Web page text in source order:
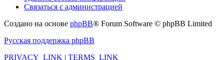
Связаться с администрацией
Создано на основе phpBB® Forum Software © phpBB Limited
Русская поддержка phpBB
PRIVACY_LINK | TERMS_LINK